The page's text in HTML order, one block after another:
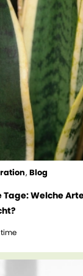
, Blog
Tage: Welche